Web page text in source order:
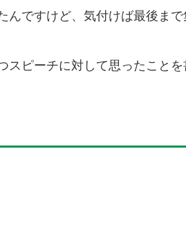
ですけど、気付けば最後まで
ピーチに対して思ったことを